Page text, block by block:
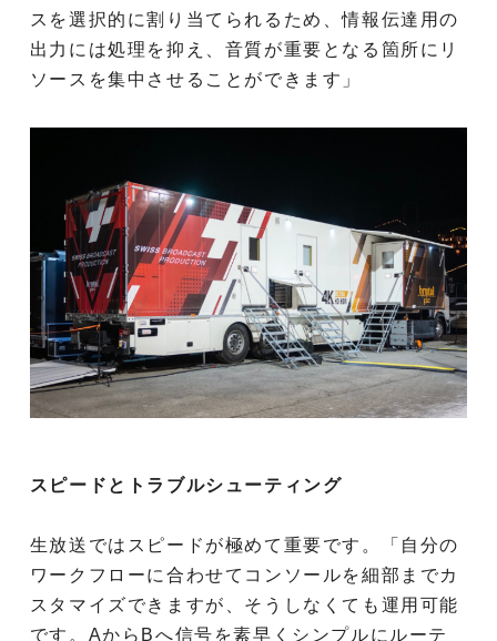
スを選択的に割り当てられるため、情報伝達用の
出力には処理を抑え、音質が重要となる箇所にリ
ソースを集中させることができます」
スピードとトラブルシューティング
生放送ではスピードが極めて重要です。「自分の
ワークフローに合わせてコンソールを細部までカ
スタマイズできますが、そうしなくても運用可能
です。AからBへ信号を素早くシンプルにルーテ